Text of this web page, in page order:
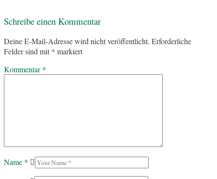
Schreibe einen Kommentar
Deine E-Mail-Adresse wird nicht veröffentlicht. Erforderliche
Felder sind mit* markiert
Kommentar*
Name *